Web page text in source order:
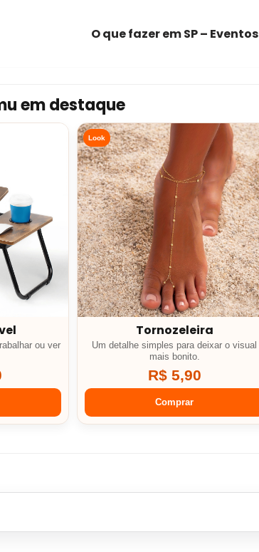
O que fazer em SP – Eventos
em destaque
ou ver
Look
Tornozeleira
Um detalhe simples para deixar o visual
mais bonito.
R$ 5,90
Comprar